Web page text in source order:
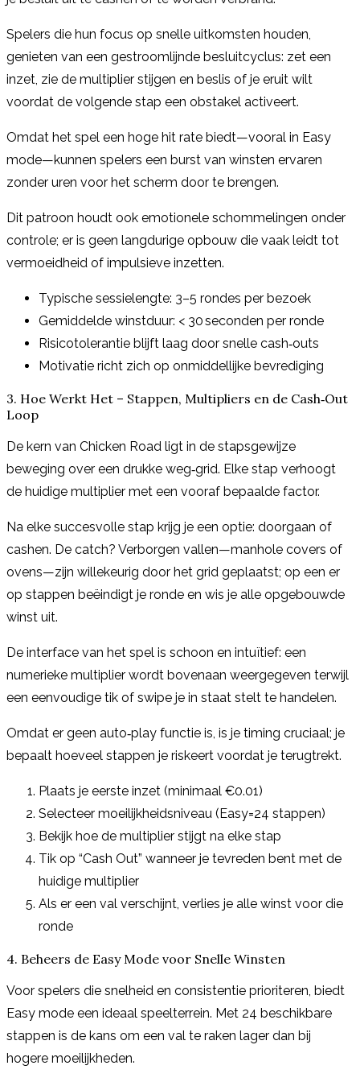
Spelers die hun focus op snelle uitkomsten houden,
genieten van een gestroomlijnde besluitcyclus: zet een
inzet, zie de multiplier stijgen en beslis of je eruit wilt
voordat de volgende stap een obstakel activeert.
Omdat het spel een hoge hit rate biedt—vooral in Easy
mode—kunnen spelers een burst van winsten ervaren
zonder uren voor het scherm door te brengen.
Dit patroon houdt ook emotionele schommelingen onder
controle; er is geen langdurige opbouw die vaak leidt tot
vermoeidheid of impulsieve inzetten.
Typische sessielengte: 3–5 rondes per bezoek
Gemiddelde winstduur: < 30 seconden per ronde
Risicotolerantie blijft laag door snelle cash‑outs
Motivatie richt zich op onmiddellijke bevrediging
3. Hoe Werkt Het – Stappen, Multipliers en de Cash‑Out
Loop
De kern van Chicken Road ligt in de stapsgewijze
beweging over een drukke weg‑grid. Elke stap verhoogt
de huidige multiplier met een vooraf bepaalde factor.
Na elke succesvolle stap krijg je een optie: doorgaan of
cashen. De catch? Verborgen vallen—manhole covers of
ovens—zijn willekeurig door het grid geplaatst; op een er
op stappen beëindigt je ronde en wis je alle opgebouwde
winst uit.
De interface van het spel is schoon en intuïtief: een
numerieke multiplier wordt bovenaan weergegeven terwijl
een eenvoudige tik of swipe je in staat stelt te handelen.
Omdat er geen auto‑play functie is, is je timing cruciaal; je
bepaalt hoeveel stappen je riskeert voordat je terugtrekt.
Plaats je eerste inzet (minimaal €0.01)
Selecteer moeilijkheidsniveau (Easy=24 stappen)
Bekijk hoe de multiplier stijgt na elke stap
Tik op “Cash Out” wanneer je tevreden bent met de
huidige multiplier
Als er een val verschijnt, verlies je alle winst voor die
ronde
4. Beheers de Easy Mode voor Snelle Winsten
Voor spelers die snelheid en consistentie prioriteren, biedt
Easy mode een ideaal speelterrein. Met 24 beschikbare
stappen is de kans om een val te raken lager dan bij
hogere moeilijkheden.